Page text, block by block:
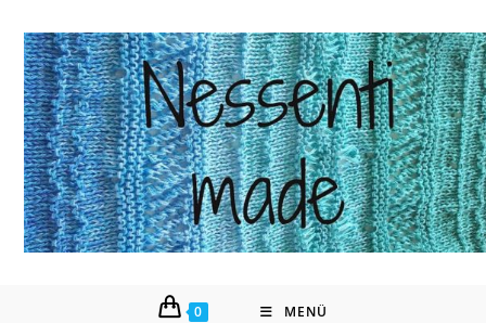
Inhalt
springen
0 MENÜ